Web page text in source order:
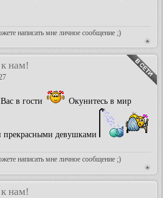
написать мне личное сообщение ;)
нам!
в гости Окунитесь в мир
девушками
написать мне личное сообщение ;)
нам!